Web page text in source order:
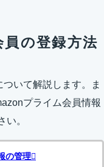
の登録方法
いて解説します。ま
プライム会員情報
い。
の管理